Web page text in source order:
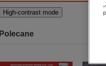
edukacja
kobiece, lifestyle, kultura
High-contrast mode
Polecane